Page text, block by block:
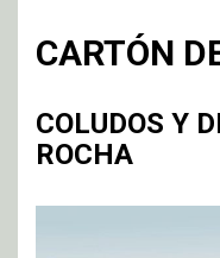
CARTÓN
COLUDOS Y
ROCHA